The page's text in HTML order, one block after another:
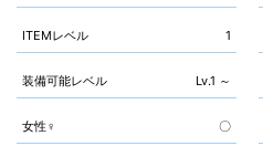
ITEMレベル 1
装備可能レベル Lv.1 ～
女性♀ 〇